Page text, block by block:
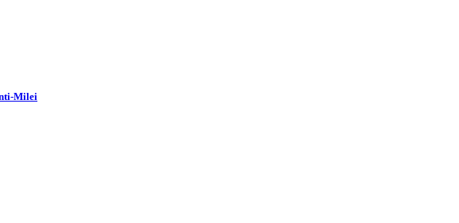
Milei